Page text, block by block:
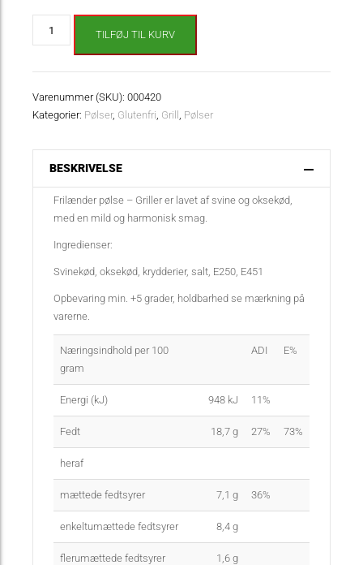
Griller
antal
TILFØJ TIL KURV
Varenummer (SKU): 000420
Kategorier: Pølser, Glutenfri, Grill , Pølser
BESKRIVELSE
Frilænder pølse – Griller er lavet af svine og oksekød,
med en mild og harmonisk smag.
Ingredienser:
Svinekød, oksekød, krydderier, salt, E250, E451
Opbevaring min. +5 grader, holdbarhed se mærkning på
varerne.
Næringsindhold per 100
gram
ADI E%
Energi (kJ) 948 kJ 11%
Fedt 18,7 g 27% 73%
heraf
mættede fedtsyrer 7,1 g 36%
enkeltumættede fedtsyrer 8,4 g
flerumættede fedtsyrer 1,6 g